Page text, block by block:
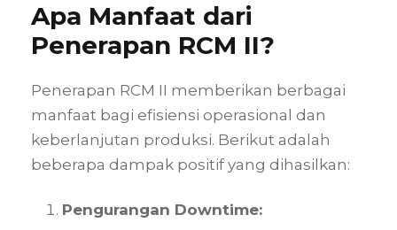
Apa Manfaat dari
Penerapan RCM II?
Penerapan RCM II memberikan berbagai
manfaat bagi efisiensi operasional dan
keberlanjutan produksi. Berikut adalah
beberapa dampak positif yang dihasilkan:
Pengurangan Downtime: